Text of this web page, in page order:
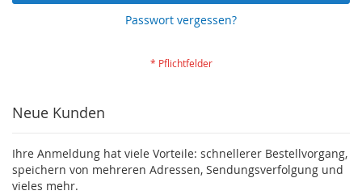
Passwort vergessen?
Neue Kunden
Ihre Anmeldung hat viele Vorteile: schnellerer Bestellvorgang,
speichern von mehreren Adressen, Sendungsverfolgung und
vieles mehr.